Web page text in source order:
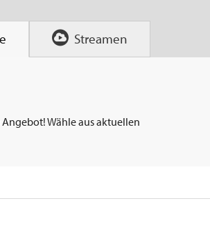
Streamen
Wähle aus aktuellen